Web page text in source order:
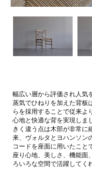
幅広い層から評価され人気
蒸気でひねりを加えた背板
らを採用することで従来よ
心地と快適な背を実現しま
きく違う点は木部が非常に
来、ヴォルタとヨハンソン
コードを座面に用いたこと
座り心地、美しさ、機能面
ろいろな空間で活躍してく